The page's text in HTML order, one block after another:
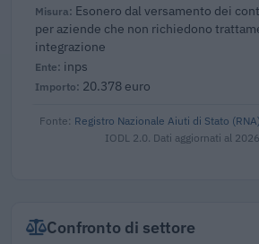
Esonero dal versamento dei
per aziende che non richiedono
integrazione
inps
20.378 euro
Fonte: Registro Nazionale Aiuti di Stato (RNA)
IODL 2.0. Dati aggiornati al
Confronto di settore